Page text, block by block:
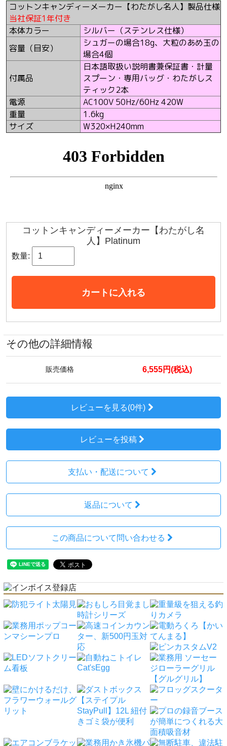
コットンキャンディーメーカー【わたがし名人】製品仕様
当社保証1年付き
本体カラー
シルバー（ステンレス仕様）
容量（目安）
シュガーの場合18g、大粒のあめ玉の
場合4個
付属品
日本語取扱い説明書兼保証書・計量
スプーン・専用バッグ・わたがしス
ティック2本
電源
AC100V 50Hz/60Hz 420W
重量
1.6kg
サイズ
W320×H240mm
コットンキャンディーメーカー【わたがし名
人】Platinum
数量:
カートに入れる
その他の詳細情報
販売価格 6,555円(税込)
レビューを見る(0件)
レビューを投稿
支払い・配送について
返品について
この商品について問い合わせる